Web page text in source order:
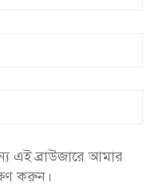
এই ব্রাউজারে আমার
করুন।